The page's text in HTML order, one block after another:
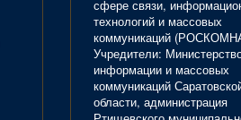
сфере связи,
технологий и массовых
коммуникаций
Учредители:
информации и массовых
коммуникаций
области, администрация